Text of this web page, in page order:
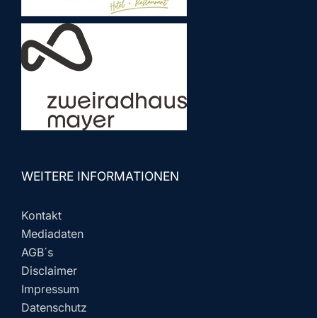
WEITERE INFORMATIONEN
Kontakt
Mediadaten
AGB´s
Disclaimer
Impressum
Datenschutz